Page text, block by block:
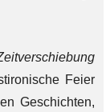
Feier
Geschichten,